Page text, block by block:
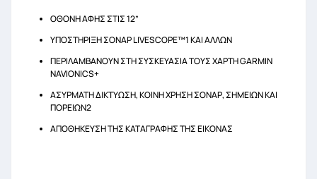
ΟΘΟΝΗ ΑΦΗΣ ΣΤΙΣ 12”
ΥΠΟΣΤΗΡΙΞΗ ΣΟΝΑΡ LIVESCOPE™1 ΚΑΙ ΑΛΛΩΝ
ΠΕΡΙΛΑΜΒΑΝΟΥΝ ΣΤΗ ΣΥΣΚΕΥΑΣΙΑ ΤΟΥΣ ΧΑΡΤΗ GARMIN
NAVIONICS+
ΑΣΥΡΜΑΤΗ ΔΙΚΤΥΩΣΗ, ΚΟΙΝΗ ΧΡΗΣΗ ΣΟΝΑΡ, ΣΗΜΕΙΩΝ ΚΑΙ
ΠΟΡΕΙΩΝ2
ΑΠΟΘΗΚΕΥΣΗ ΤΗΣ ΚΑΤΑΓΡΑΦΗΣ ΤΗΣ ΕΙΚΟΝΑΣ